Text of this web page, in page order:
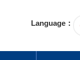
Language：